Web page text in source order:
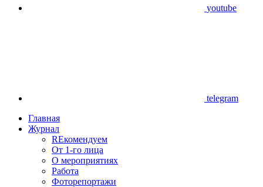
youtube
telegram
Главная
Журнал
REкомендуем
От 1-го лица
О мероприятиях
Работа
Фоторепортажи